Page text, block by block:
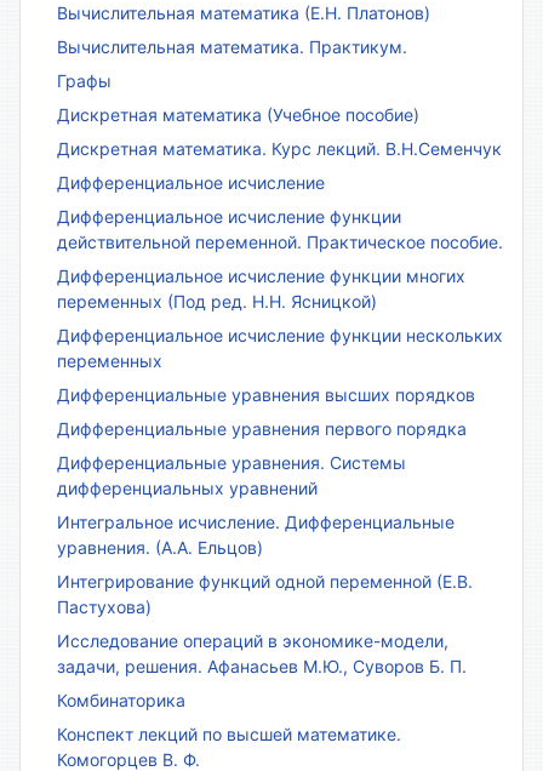
Вычислительная математика (Е.Н. Платонов)
Вычислительная математика. Практикум.
Графы
Дискретная математика (Учебное пособие)
Дискретная математика. Курс лекций. В.Н.Семенчук
Дифференциальное исчисление
Дифференциальное исчисление функции
действительной переменной. Практическое пособие.
Дифференциальное исчисление функции многих
переменных (Под ред. Н.Н. Ясницкой)
Дифференциальное исчисление функции нескольких
переменных
Дифференциальные уравнения высших порядков
Дифференциальные уравнения первого порядка
Дифференциальные уравнения. Системы
дифференциальных уравнений
Интегральное исчисление. Дифференциальные
уравнения. (А.А. Ельцов)
Интегрирование функций одной переменной (Е.В.
Пастухова)
Исследование операций в экономике-модели,
задачи, решения. Афанасьев М.Ю., Суворов Б. П.
Комбинаторика
Конспект лекций по высшей математике.
Комогорцев В. Ф.